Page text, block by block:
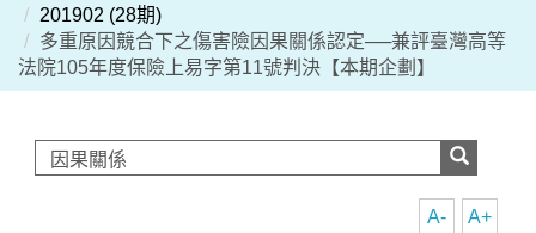
201902 (28期)
多重原因競合下之傷害險因果關係認定──兼評臺灣高等
法院105年度保險上易字第11號判決【本期企劃】
A+
A-